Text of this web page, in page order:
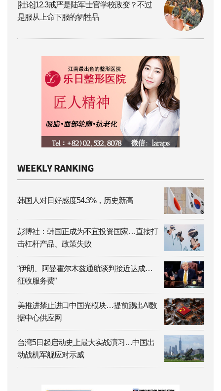
[社论]12.3戒严是陆军士官学校政变？不过
是服从上命下服的牺牲品
韩国人对日好感度54.3%，历史新高
彭博社：韩国正成为不宜投资国家…直接打
击杠杆产品、政策失败
“伊朗、阿曼霍尔木兹通航谈判接近达成…
征收服务费”
美推进禁止进口中国光模块…提前踢出AI数
据中心供应网
台湾5日起启动史上最大实战演习…中国出
动战机军舰应对示威